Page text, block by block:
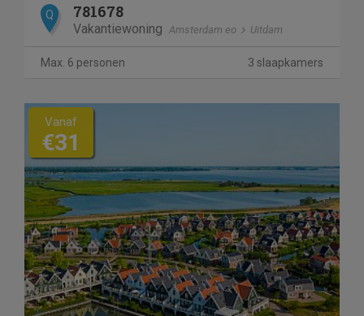
Q 781678
Vakantiewoning Amsterdam eo Uitdam
Max. 6 personen 3 slaapkamers
Vanaf
€31